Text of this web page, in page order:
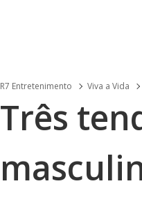
R7 Entretenimento Viva a Vida
Três